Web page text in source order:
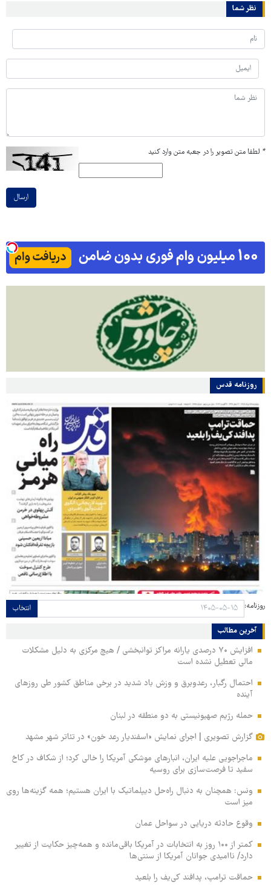
نظر شما
* لطفا متن تصویر را در جعبه متن وارد کنید
ارسال
روزنامه قدس
روزنامه: انتخاب
آخرین مطالب
افزایش ۷۰ درصدی یارانه مراکز توانبخشی / هیچ مرکزی به دلیل مشکلات
مالی تعطیل نشده است
احتمال رگبار، رعدوبرق و وزش باد شدید در برخی مناطق کشور طی روزهای
آینده
حمله رژیم صهیونیستی به دو منطقه در لبنان
گزارش تصویری | اجرای نمایش «اسفندیار رعد خون» در تئاتر شهر مشهد
ماجراجویی علیه ایران، انبارهای موشکی آمریکا را خالی کرد؛ از شکاف در کاخ
سفید تا فرصت‌سازی برای روسیه
ونس: همچنان به دنبال راه‌حل دیپلماتیک با ایران هستیم؛ همه گزینه‌ها روی
میز است
وقوع حادثه دریایی در سواحل عمان
کمتر از ۱۰۰ روز به انتخابات در آمریکا باقی‌مانده و همه‌چیز حکایت از تغییر
دارد/ ناامیدی جوانان آمریکا از سنتی‌ها
حماقت ترامپ، پدافند کی‌یف را بلعید